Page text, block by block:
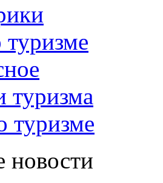
туризма
туризме
новости